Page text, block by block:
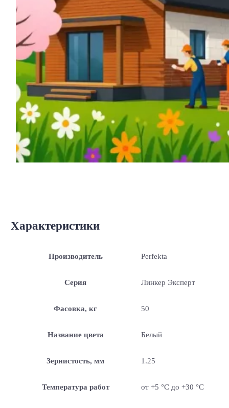
Характеристики
Производитель Perfekta
Серия Линкер Эксперт
Фасовка, кг 50
Название цвета Белый
Зернистость, мм 1.25
Температура работ от +5 °С до +30 °С